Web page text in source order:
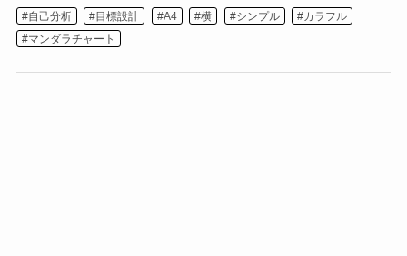
自己分析 目標設計 A4 横 シンプル
カラフル
マンダラチャート